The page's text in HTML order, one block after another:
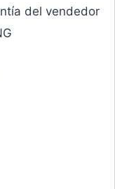
del vendedor